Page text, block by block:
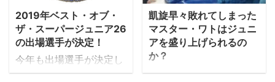
界においてもがき続ける
プロレスラーだからこそ
心に響く名言が生まれま
す。 というわけで、筆者
られない件 見事にこちら
の予想を裏切る試合にな
りました！ お笑い要素は
ナシ！これがグレートバ
2019年ベスト・オブ・
ザ・スーパージュニア26
の出場選手が決定！
今年も出場選手が決定し
ました。年に一度のジュ
凱旋早々敗れてしまった
マスター・ワトはジュニ
アを盛り上げられるの
か？
川人拓来選手改め、マス